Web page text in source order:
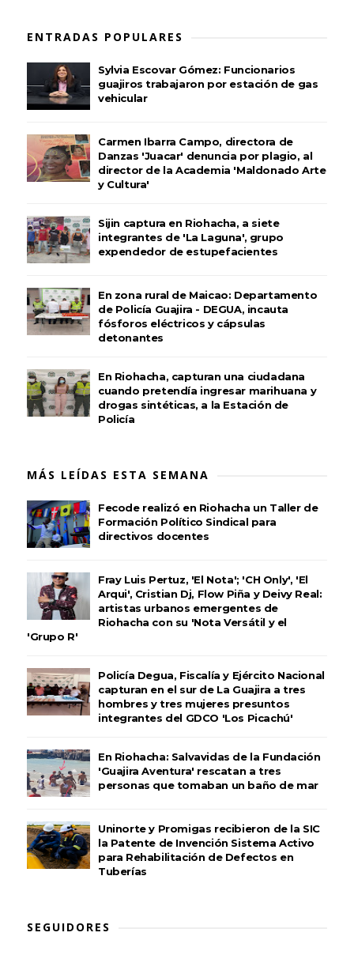
ENTRADAS POPULARES
Sylvia Escovar Gómez: Funcionarios
guajiros trabajaron por estación de gas
vehicular
Carmen Ibarra Campo, directora de
Danzas 'Juacar' denuncia por plagio, al
director de la Academia 'Maldonado Arte
y Cultura'
Sijin captura en Riohacha, a siete
integrantes de 'La Laguna', grupo
expendedor de estupefacientes
En zona rural de Maicao: Departamento
de Policía Guajira - DEGUA, incauta
fósforos eléctricos y cápsulas
detonantes
En Riohacha, capturan una ciudadana
cuando pretendía ingresar marihuana y
drogas sintéticas, a la Estación de
Policía
MÁS LEÍDAS ESTA SEMANA
Fecode realizó en Riohacha un Taller de
Formación Político Sindical para
directivos docentes
Fray Luis Pertuz, 'El Nota'; 'CH Only', 'El
Arqui', Cristian Dj, Flow Piña y Deivy Real:
artistas urbanos emergentes de
Riohacha con su 'Nota Versátil y el
'Grupo R'
Policía Degua, Fiscalía y Ejército Nacional
capturan en el sur de La Guajira a tres
hombres y tres mujeres presuntos
integrantes del GDCO 'Los Picachú'
En Riohacha: Salvavidas de la Fundación
'Guajira Aventura' rescatan a tres
personas que tomaban un baño de mar
Uninorte y Promigas recibieron de la SIC
la Patente de Invención Sistema Activo
para Rehabilitación de Defectos en
Tuberías
SEGUIDORES